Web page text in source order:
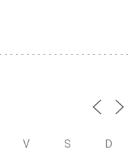
V S D